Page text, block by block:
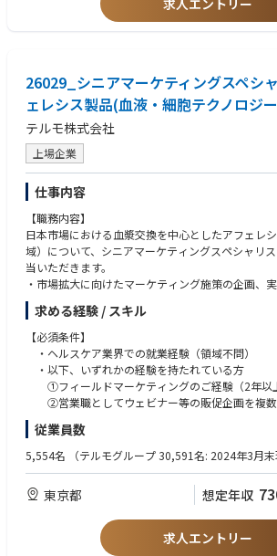
求人エントリー
26029_シニアマーケティングスペシ
ェレシス製品(血液・細胞テクノロジ
テルモ株式会社
上場企業
仕事内容
【職務内容】
日本市場における血漿交換を中心としたアフェレ
域）について、シニアマーケティングスペシャリ
当いただきます。
・市場拡大に向けたマーケティング施策の企画、
・営業部門と連携したプロモーション施策、ウェビ
画・運営
・KOLや医療従事者との関係構築を通じた市場理
・各種販促資材、顧客向け資料、社内向け情報提供
・米国本社、グローバルチームとの連携
・社内関係部門、他社パートナーとの協働による価
・会社として在宅勤務の回数に制限はありません
き週1～2回のイメージとなります。
・外出や国内出張も多く、月複数回発生いたします
会、各エリアの顧客対応等で必要となります。
海外学会への参加など、海外出張は年1回程度とな
【仕事の魅力】
日本における血漿交換領域は、グローバルでは一
求める経験 / スキル
【必須条件】
・ヘルスケア業界での就業経験（領域不問）
・以下、いずれかの経験を持たれている方
①フィールドマーケティングのご経験（2年以
②営業職としてウェビナー等の販促企画を複数
験（3年以上）
・簡単なやり取りができる英語力
・高専卒以上
【希望条件】
・ビジネスレベルの英語力
※将来的には日次のやり取りなどキャッチアッ
従業員数
5,554名 （テルモグループ 30,591名: 2024年3月末
東京都 想定年収
求人エントリー